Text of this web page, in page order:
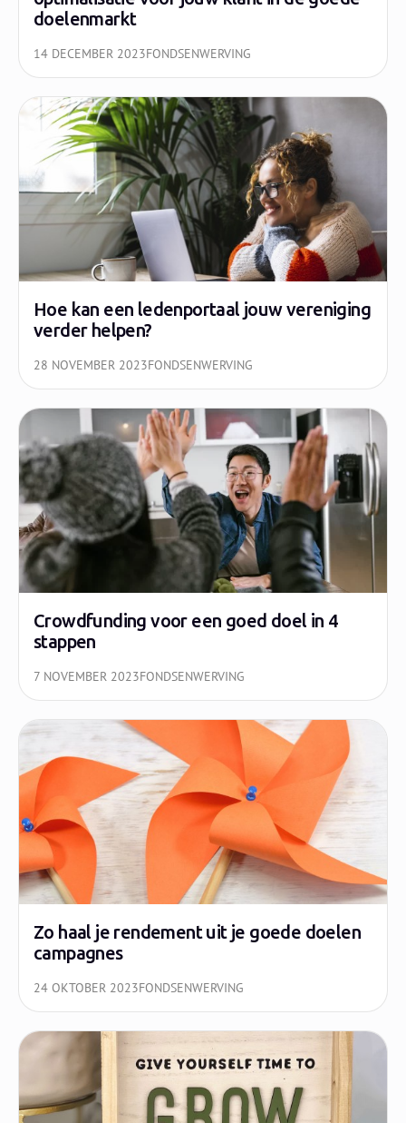
doelenmarkt
14 DECEMBER 2023FONDSENWERVING
Hoe kan een ledenportaal jouw vereniging
verder helpen?
28 NOVEMBER 2023FONDSENWERVING
Crowdfunding voor een goed doel in 4
stappen
7 NOVEMBER 2023FONDSENWERVING
Zo haal je rendement uit je goede doelen
campagnes
24 OKTOBER 2023FONDSENWERVING